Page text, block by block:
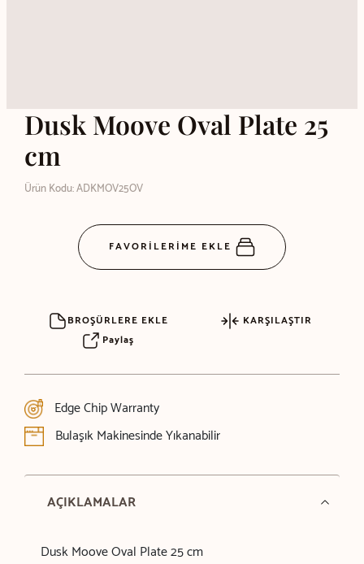
Dusk Moove Oval Plate 25
cm
Ürün Kodu: ADKMOV25OV
FAVORİLERİME EKLE
BROŞÜRLERE EKLE
KARŞILAŞTIR
Paylaş
Edge Chip Warranty
Bulaşık Makinesinde Yıkanabilir
AÇIKLAMALAR
Dusk Moove Oval Plate 25 cm